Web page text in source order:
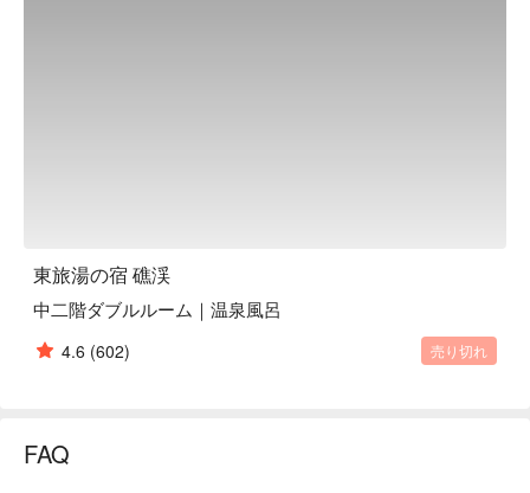
東旅湯の宿 礁渓
中二階ダブルルーム｜温泉風呂
4.6 (602) 売り切れ
FAQ